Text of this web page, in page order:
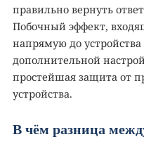
правильно вернуть
Побочный эффект,
напрямую до устройства
дополнительной
простейшая защита от
устройства.
В чём разница